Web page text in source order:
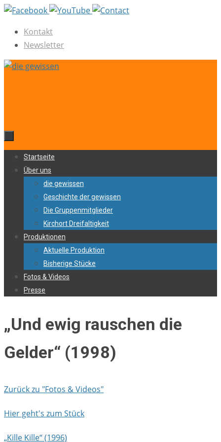
Zum
springenKontakt
Newsletter
Zum
Inhalt
springen
Startseite
Über uns
die gewissen
Geschichte der gewissen
Die Gruppenmitglieder
Kirchort Dreifaltigkeit
Produktionen
Aktuelle Produktion
Bisherige Stücke
Fotos & Videos
Presse
„Und ewig rauschen die
Gelder“ (1998)
Zurück zu "Fotos & Videos"
Hier geht's zum Stück
„Kille Kille“ (1996)